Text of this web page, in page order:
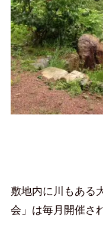
敷地内に川もある
会」は毎月開催さ